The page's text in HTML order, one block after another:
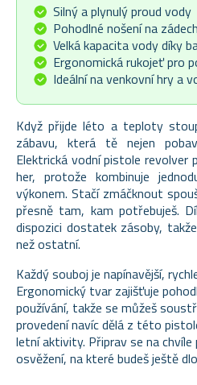
Silný a plynulý proud vody
Pohodlné nošení na zádech
Velká kapacita vody díky
Ergonomická rukojeť pro
Ideální na venkovní hry a
Když přijde léto a teploty
zábavu, která tě nejen
Elektrická vodní pistole revolver
her, protože kombinuje
výkonem. Stačí zmáčknout
přesně tam, kam potřebuješ.
dispozici dostatek zásoby,
než ostatní.
Každý souboj je napínavější,
Ergonomický tvar zajišťuje
používání, takže se můžeš
provedení navíc dělá z této
letní aktivity. Připrav se na chvíle
osvěžení, na které budeš ještě